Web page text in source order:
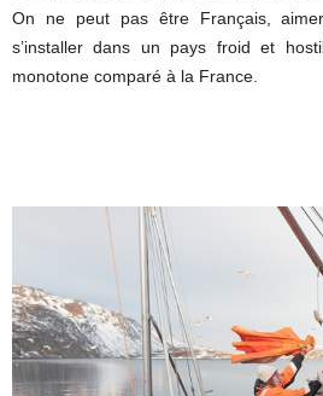
On ne peut pas être Français,
s’installer dans un pays froid et
monotone comparé à la France.